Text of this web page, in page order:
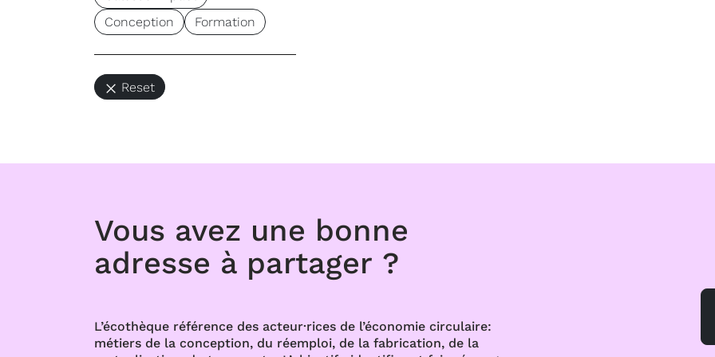
Conception
Formation
Reset
Vous avez une bonne
adresse à partager ?
L’écothèque référence des acteur·rices de l’économie circulaire:
métiers de la conception, du réemploi, de la fabrication, de la